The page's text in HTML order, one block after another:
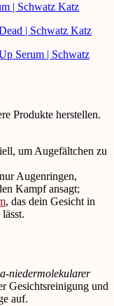
Produkte herstellen.
um Augefältchen zu
Augenringen,
Kampf ansagt;
, das dein Gesicht in
niedermolekularer
Gesichtsreinigung und
auf.